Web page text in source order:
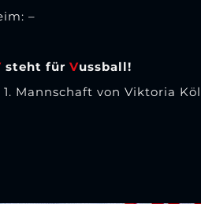
–
steht für Vussball!
Mannschaft von Viktoria